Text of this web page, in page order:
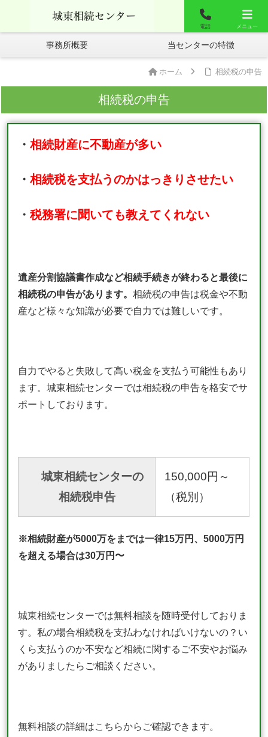
お問合せ よくあるご質問
事務所概要 当センターの特徴
ホーム 相続税の申告
相続税の申告
・相続財産に不動産が多い
・相続税を支払うのかはっきりさせたい
・税務署に聞いても教えてくれない
遺産分割協議書作成など相続手続きが終わると最後に
相続税の申告があります。相続税の申告は税金や不動
産など様々な知識が必要で自力では難しいです。
自力でやると失敗して高い税金を支払う可能性もあり
ます。城東相続センターでは相続税の申告を格安でサ
ポートしております。
城東相続センターの
相続税申告
150,000円～
（税別）
※相続財産が5000万をまでは一律15万円、5000万円
を超える場合は30万円〜
城東相続センターでは無料相談を随時受付しておりま
す。私の場合相続税を支払わなければいけないの？い
くら支払うのか不安など相続に関するご不安やお悩み
がありましたらご相談ください。
無料相談の詳細はこちらからご確認できます。
城東相談センター
電話 メニュー